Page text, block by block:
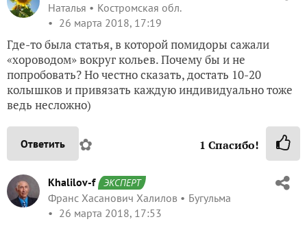
Наталья
Костромская обл.
26 марта 2018, 17:19
Где-то была статья, в которой помидоры сажали
«хороводом» вокруг кольев. Почему бы и не
попробовать? Но честно сказать, достать 10-20
колышков и привязать каждую индивидуально тоже
ведь несложно)
Ответить ✿ 1 Спасибо!
Khalilov-f ЭКСПЕРТ
Франс Хасанович Халилов
Бугульма
26 марта 2018, 17:53